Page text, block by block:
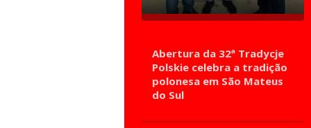
Abertura da 32ª Tradycje
Polskie celebra a tradição
polonesa em São Mateus
do Sul